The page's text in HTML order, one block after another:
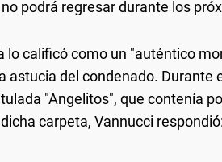
podrá regresar durante los
lo calificó como un "auténtico
astucia del condenado. Durante
"Angelitos", que contenía
carpeta, Vannucci